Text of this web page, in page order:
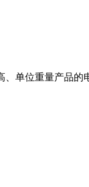
单位重量产品